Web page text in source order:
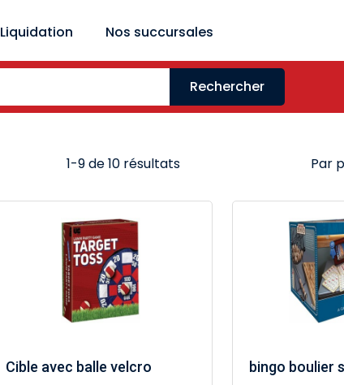
Liquidation Nos succursales
Rechercher
1-9 de 10 résultats Par
Cible avec balle velcro bingo boulier